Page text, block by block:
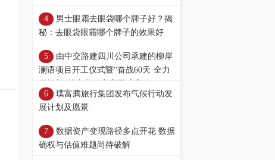
男士眼霜去眼袋哪个牌子好？揭
秘：去眼袋眼霜哪个牌子的效果好
由中交路建四川公司承建的柳岸
澜语项目开工仪式暨“奋战60天·全力
璞富腾旅行集团发布气候行动发
展计划及愿景
数据资产变现路径多点开花 数据
确权与估值难题尚待破解